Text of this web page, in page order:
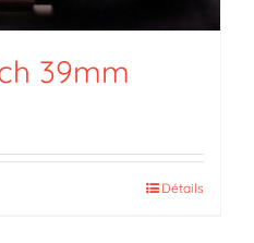
39mm
Détails